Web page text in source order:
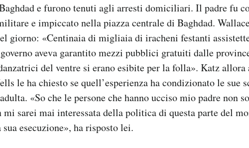
e furono tenuti agli arresti domiciliari. Il padre fu
e impiccato nella piazza centrale di Baghdad.
giorno: «Centinaia di migliaia di iracheni festanti
aveva garantito mezzi pubblici gratuiti dalle
del ventre si erano esibite per la folla». Katz allora
le ha chiesto se quell’esperienza ha condizionato le sue
«So che le persone che hanno ucciso mio padre non
sarei mai interessata della politica di questa parte del
esecuzione», ha risposto lei.